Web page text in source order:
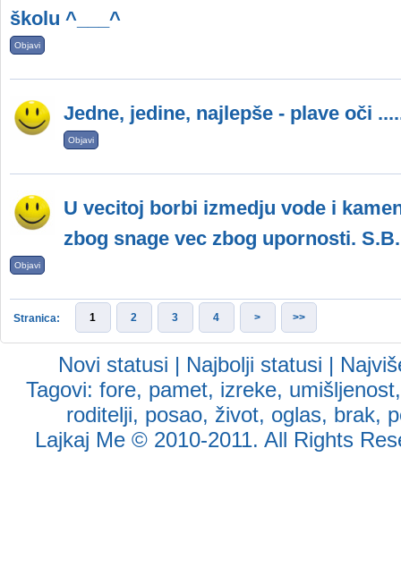
školu ^___^
Objavi
Jedne, jedine, najlepše - plave oči
Objavi
U vecitoj borbi izmedju vode i
zbog snage vec zbog upornosti. S.B.
Objavi
Stranica: 1 2 3 4 > >>
Novi statusi | Najbolji statusi |
Tagovi:fore, pamet, izreke, umišljenost
roditelji, posao, život, oglas, brak,
Lajkaj Me © 2010-2011. All Rights